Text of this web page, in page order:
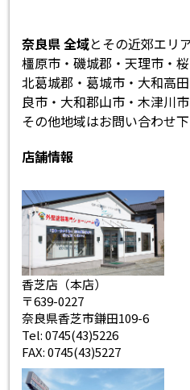
奈良県 全域とその近郊エリ
橿原市・磯城郡・天理市・
北葛城郡・葛城市・大和高
良市・大和郡山市・木津川
その他地域はお問い合わせ下
店舗情報
香芝店（本店）
〒639-0227
奈良県香芝市鎌田109-6
Tel: 0745(43)5226
FAX: 0745(43)5227